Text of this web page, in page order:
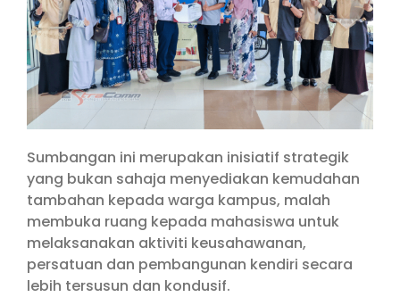
Sumbangan ini merupakan inisiatif strategik
yang bukan sahaja menyediakan kemudahan
tambahan kepada warga kampus, malah
membuka ruang kepada mahasiswa untuk
melaksanakan aktiviti keusahawanan,
persatuan dan pembangunan kendiri secara
lebih tersusun dan kondusif.